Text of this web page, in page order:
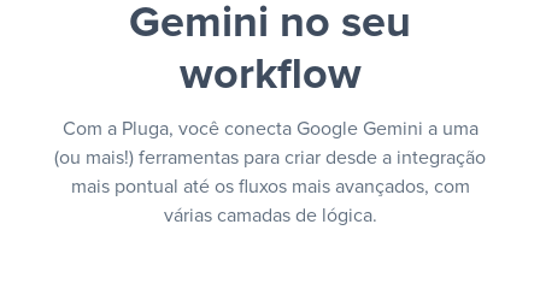
Gemini no seu
workflow
Com a Pluga, você conecta Google Gemini a uma
(ou mais!) ferramentas para criar desde a integração
mais pontual até os fluxos mais avançados, com
várias camadas de lógica.